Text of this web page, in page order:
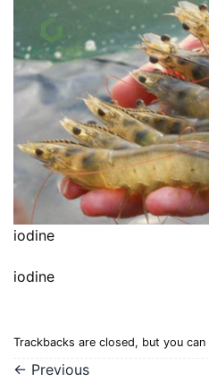
iodine
iodine
Trackbacks are closed, but you can
← Previous